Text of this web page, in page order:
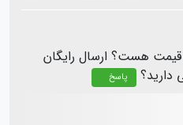
۷۰ سانت چه قیمت هست؟ ارسال رایگان
دارید؟
پاسخ